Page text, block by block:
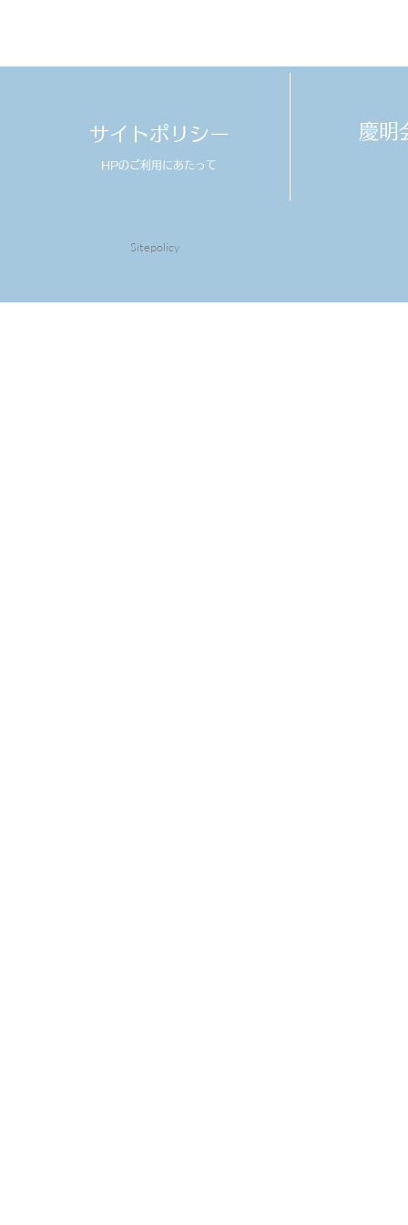
サイトポリシー
HPのご利用にあたって
慶明
Sitepolicy